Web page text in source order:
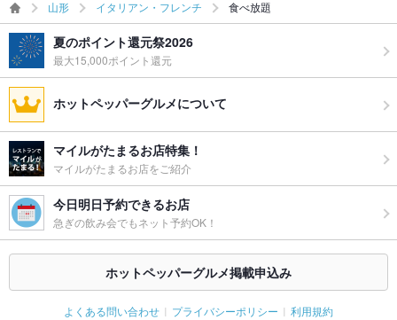
山形 イタリアン・フレンチ 食べ放題
夏のポイント還元祭2026
最大15,000ポイント還元
ホットペッパーグルメについて
マイルがたまるお店特集！
マイルがたまるお店をご紹介
今日明日予約できるお店
急ぎの飲み会でもネット予約OK！
ホットペッパーグルメ掲載申込み
よくある問い合わせ プライバシーポリシー 利用規約